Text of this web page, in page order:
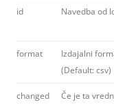
id Navedba od
format Izdajalni
(Default: csv)
changed Če je ta